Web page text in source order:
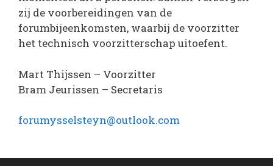
zij de voorbereidingen van de
forumbijeenkomsten, waarbij de voorzitter
het technisch voorzitterschap uitoefent.
Mart Thijssen – Voorzitter
Bram Jeurissen – Secretaris
forumysselsteyn@outlook.com